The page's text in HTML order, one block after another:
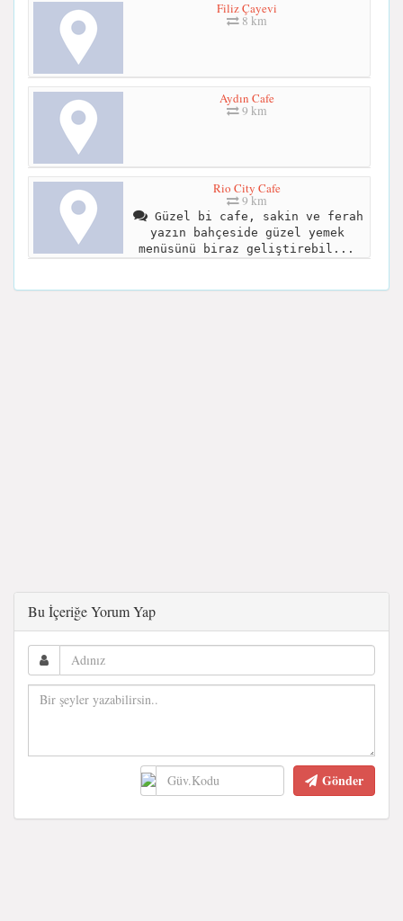
Filiz Çayevi
8 km
Aydın Cafe
9 km
Rio City Cafe
9 km
Güzel bi cafe, sakin ve ferah
yazın bahçeside güzel yemek
menüsünü biraz geliştirebil...
Bu İçeriğe Yorum Yap
Gönder